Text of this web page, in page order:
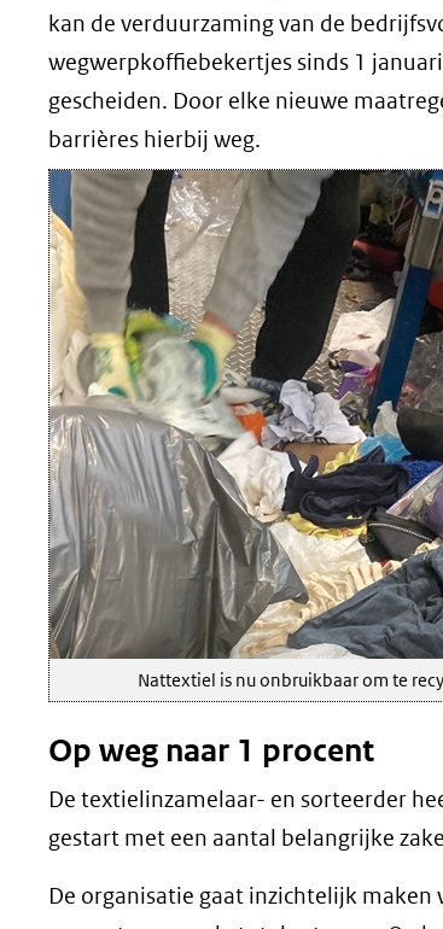
kan de verduurzaming van de
wegwerpkoffiebekertjes sinds 1
gescheiden. Door elke nieuwe
barrières hierbij weg.
Nattextiel is nu onbruikbaar om te
Op weg naar 1 procent
De textielinzamelaar- en sorteerder
gestart met een aantal belangrijke
De organisatie gaat inzichtelijk